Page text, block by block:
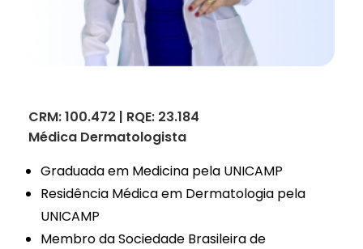
CRM: 100.472 | RQE: 23.184
Médica Dermatologista
Graduada em Medicina pela UNICAMP
Residência Médica em Dermatologia pela
UNICAMP
Membro da Sociedade Brasileira de